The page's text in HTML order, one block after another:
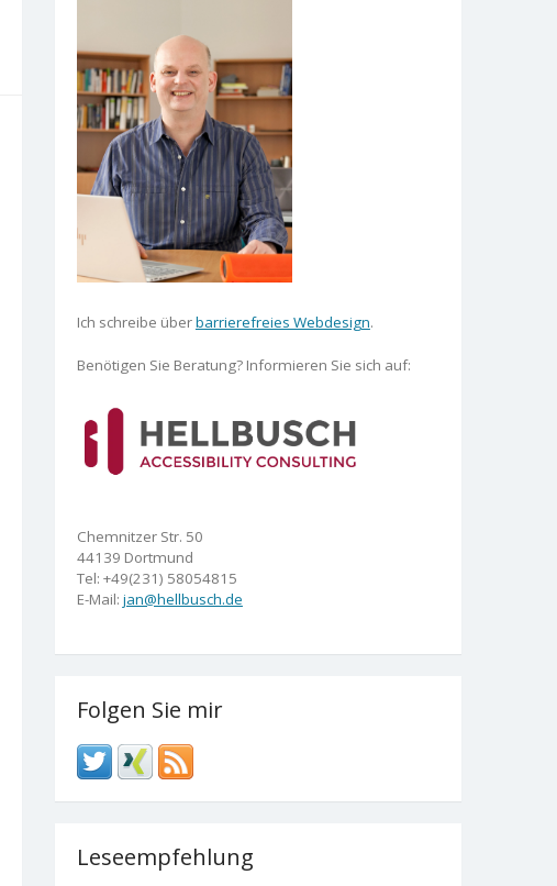
Ich schreibe überbarrierefreies Webdesign.
Benötigen Sie Beratung? Informieren Sie sich auf:
Chemnitzer Str. 50
44139 Dortmund
Tel: +49(231) 58054815
E-Mail: jan@hellbusch.de
Folgen Sie mir
Leseempfehlung